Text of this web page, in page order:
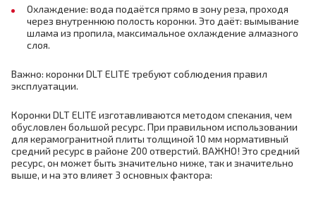
Охлаждение: вода подаётся прямо в зону реза, проходя
через внутреннюю полость коронки. Это даёт: вымывание
шлама из пропила, максимальное охлаждение алмазного
слоя.
Важно: коронки DLT ELITE требуют соблюдения правил
эксплуатации.
Коронки DLT ELITE изготавливаются методом спекания, чем
обусловлен большой ресурс. При правильном использовании
для керамогранитной плиты толщиной 10 мм нормативный
средний ресурс в районе 200 отверстий. ВАЖНО! Это средний
ресурс, он может быть значительно ниже, так и значительно
выше, и на это влияет 3 основных фактора: